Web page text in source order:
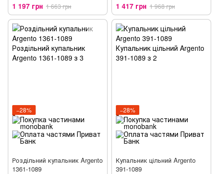
1 197 грн 1 663 грн 1 417 грн 1 968 грн
−28%
Роздільний купальник Argento
1361-1089
−28%
Купальник цільний Argento
391-1089